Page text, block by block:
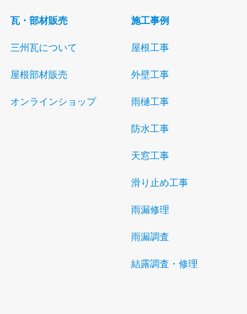
瓦・部材販売
三州瓦について
屋根部材販売
オンラインショップ
施工事例
屋根工事
外壁工事
雨樋工事
防水工事
天窓工事
滑り止め工事
雨漏修理
雨漏調査
結露調査・修理